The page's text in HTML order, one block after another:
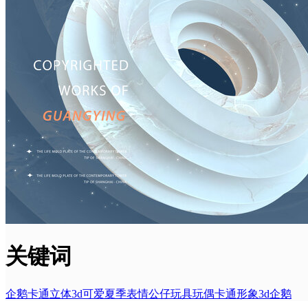
关键词
企鹅卡通立体3d可爱夏季表情公仔玩具玩偶卡通形象3d企鹅